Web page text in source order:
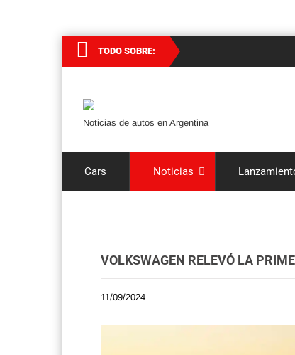
TODO SOBRE:
Noticias de autos en Argentina
Cars Noticias
VOLKSWAGEN RELEVÓ LA
11/09/2024